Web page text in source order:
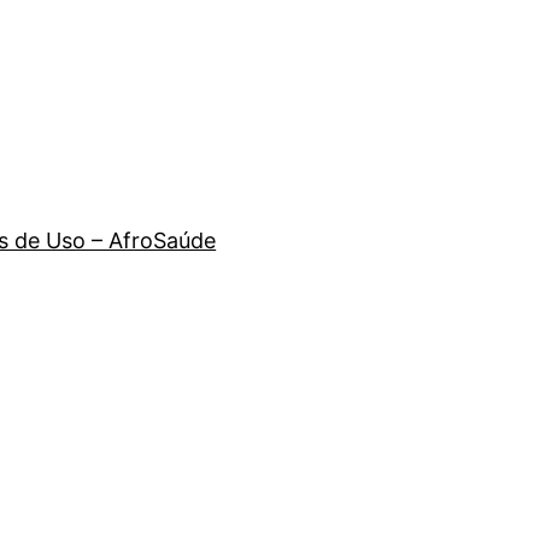
de Uso – AfroSaúde